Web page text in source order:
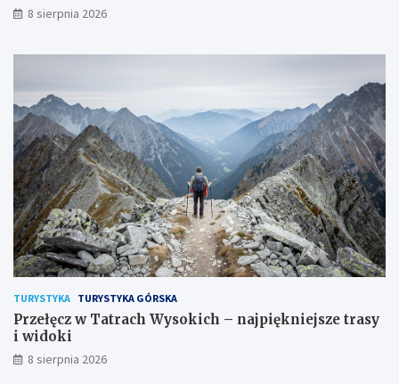
8 sierpnia 2026
TURYSTYKA TURYSTYKA GÓRSKA
Przełęcz w Tatrach Wysokich – najpiękniejsze trasy
i widoki
8 sierpnia 2026